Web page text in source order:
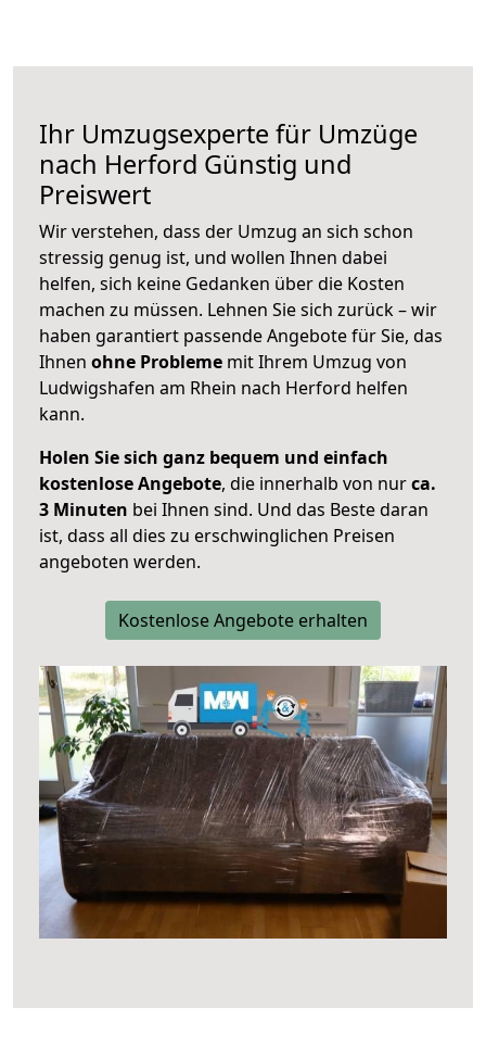
Ihr Umzugsexperte für Umzüge
nach Herford Günstig und
Preiswert
Wir verstehen, dass der Umzug an sich schon
stressig genug ist, und wollen Ihnen dabei
helfen, sich keine Gedanken über die Kosten
machen zu müssen. Lehnen Sie sich zurück – wir
haben garantiert passende Angebote für Sie, das
Ihnen ohne Probleme mit Ihrem Umzug von
Ludwigshafen am Rhein nach Herford helfen
kann.
Holen Sie sich ganz bequem und einfach
kostenlose Angebote, die innerhalb von nurca.
3 Minuten bei Ihnen sind. Und das Beste daran
ist, dass all dies zu erschwinglichen Preisen
angeboten werden.
Kostenlose Angebote erhalten